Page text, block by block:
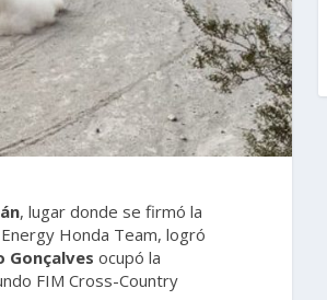
, lugar donde se firmó la
Honda Team,logró
Gonçalves ocupó la
FIM Cross-Country